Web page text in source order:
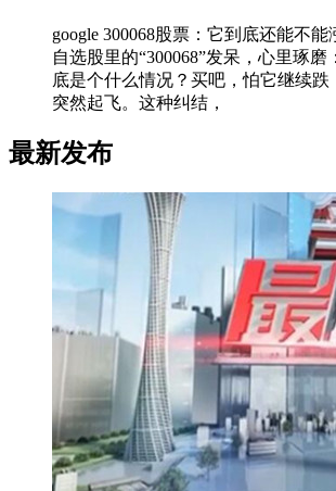
google 300068股票：它到底还能不
自选股里的“300068”发呆，心里琢磨
底是个什么情况？买吧，怕它继续跌
突然起飞。这种纠结，
最新发布